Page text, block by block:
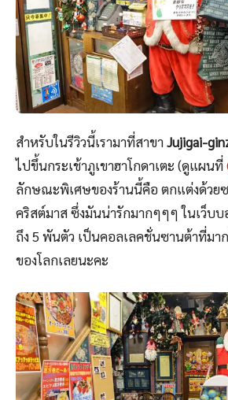
สำหรับในรีวิวนี้เรามาที่สาขาJujigai-
ไปขึ้นกระเช้าภูเขาฮาโกดาเตะ (ดูแผนที่
ลักษณะพิเศษของร้านนี้คือ ตกแต่งด้วย
คริสต์มาส ซึ่งมันน่ารักมากๆๆๆ ในเว็บ
ถึง 5 พันตัว เป็นคอลเลคชั่นซานต้าที่ม
ของโลกเลยนะคะ